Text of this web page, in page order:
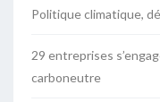
Politique climatique,
29 entreprises
carboneutre